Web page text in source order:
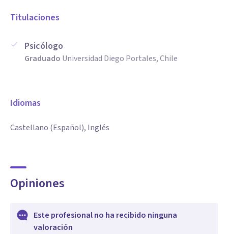
Titulaciones
Psicólogo
Graduado Universidad Diego Portales, Chile
Idiomas
Castellano (Español), Inglés
Opiniones
Este profesional no ha recibido ninguna
valoración